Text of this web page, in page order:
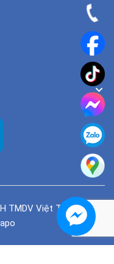
TMDV Việt Tiên Phong